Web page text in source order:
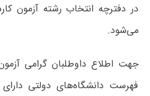
در دفترچه انتخاب رشته آزمون
می‌شود.
جهت اطلاع داوطلبان گرامی
فهرست دانشگاه‌های دولتی